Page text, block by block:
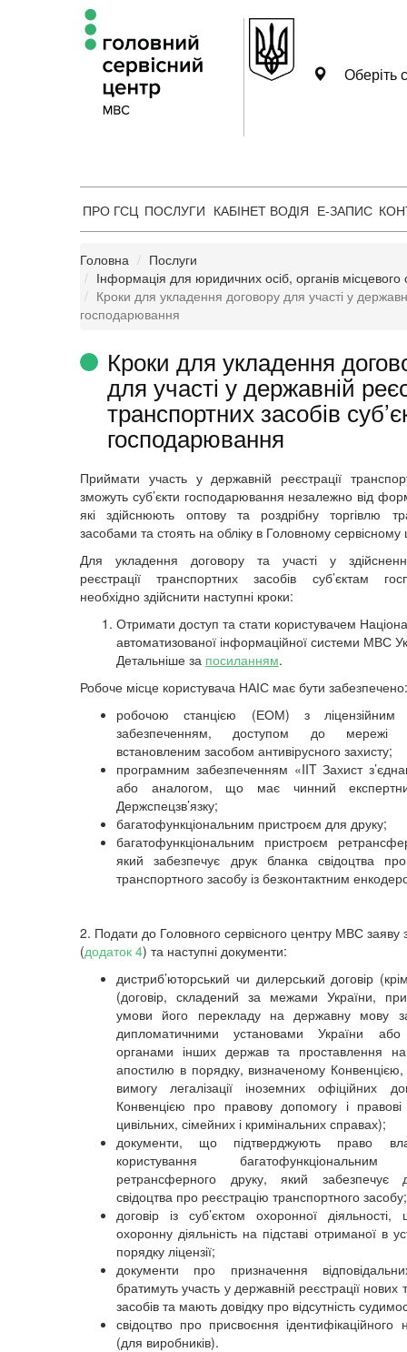
Оберіть
ПРО ГСЦ ПОСЛУГИ КАБІНЕТ ВОДІЯ Е-ЗАПИС
Головна
Послуги
Інформація для юридичних осіб, органів
Кроки для укладення договору для участі у
господарювання
Кроки для укладення
для участі у державній
транспортних засобів
господарювання
Приймати участь у державній реєстрації
зможуть суб’єкти господарювання незалежно від
які здійснюють оптову та роздрібну торгівлю
засобами та стоять на обліку в Головному
Для укладення договору та участі у
реєстрації транспортних засобів суб’єктам
необхідно здійснити наступні кроки:
Отримати доступ та стати користувачем
автоматизованої інформаційної системи МВС
Детальніше за посиланням.
Робоче місце користувача НАІС має бути забезпечено:
робочою станцією (ЕОМ) з ліцензійним
забезпеченням, доступом до мережі
встановленим засобом антивірусного захисту;
програмним забезпеченням «IIT Захист
або аналогом, що має чинний
Держспецзв’язку;
багатофункціональним пристроєм для друку;
багатофункціональним пристроєм
який забезпечує друк бланка свідоцтва
транспортного засобу із безконтактним
2. Подати до Головного сервісного центру МВС
(додаток 4) та наступні документи:
дистриб’юторський чи дилерський договір
(договір, складений за межами України,
умови його перекладу на державну мову
дипломатичними установами України або
органами інших держав та проставлення
апостилю в порядку, визначеному
вимогу легалізації іноземних офіційних
Конвенцією про правову допомогу і
цивільних, сімейних і кримінальних справах);
документи, що підтверджують право
користування багатофункціональним
ретрансферного друку, який забезпечує
свідоцтва про реєстрацію транспортного засобу;
договір із суб’єктом охоронної
охоронну діяльність на підставі отриманої в
порядку ліцензії;
документи про призначення
братимуть участь у державній реєстрації нових
засобів та мають довідку про відсутність
свідоцтво про присвоєння
(для виробників).